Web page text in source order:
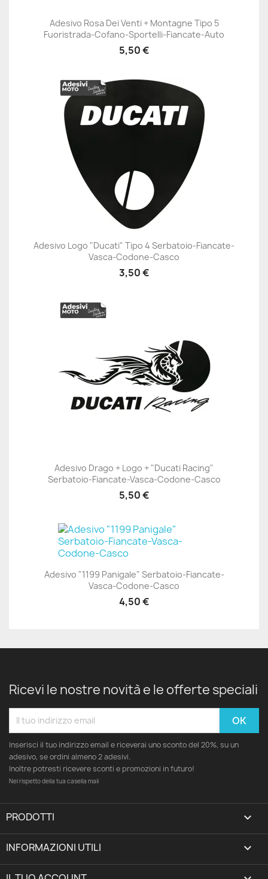
Adesivo Rosa Dei Venti + Montagne Tipo 5
Fuoristrada-Cofano-Sportelli-Fiancate-Auto
5,50 €
Adesivo Logo "Ducati" Tipo 4 Serbatoio-Fiancate-
Vasca-Codone-Casco
3,50 €
Adesivo Drago + Logo + "Ducati Racing"
Serbatoio-Fiancate-Vasca-Codone-Casco
5,50 €
Adesivo "1199 Panigale" Serbatoio-Fiancate-
Vasca-Codone-Casco
4,50 €
Ricevi le nostre novità e le offerte speciali
Inserisci il tuo indirizzo email e riceverai uno sconto del 20%, su un
adesivo, se ordini almeno 2 adesivi.
Inoltre potresti ricevere sconti e promozioni in futuro!
Nel rispetto della tua casella mail
PRODOTTI 
INFORMAZIONI UTILI 